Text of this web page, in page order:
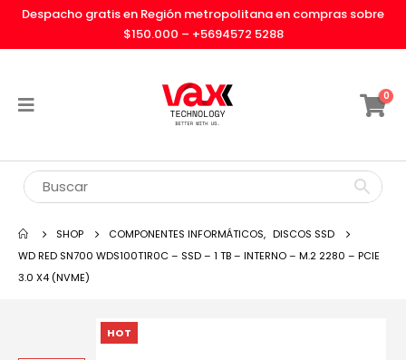
Despacho gratis en Región metropolitana en compras sobre
$150.000 – +5694572 5288
0
SHOP COMPONENTES INFORMÁTICOS, DISCOS SSD
WD RED SN700 WDS100T1R0C – SSD – 1 TB – INTERNO – M.2 2280 – PCIE
3.0 X4 (NVME)
HOT